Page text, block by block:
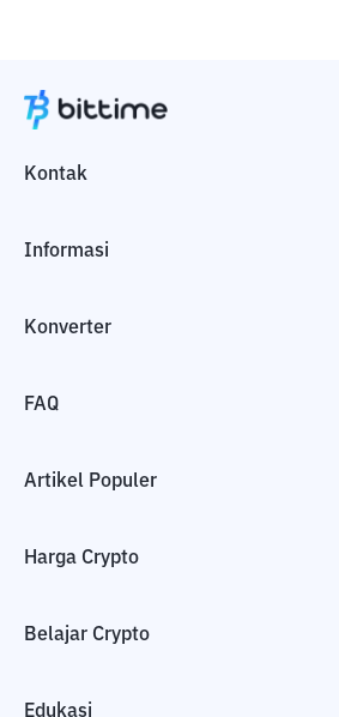
Kontak
Informasi
Konverter
FAQ
Artikel Populer
Harga Crypto
Belajar Crypto
Edukasi